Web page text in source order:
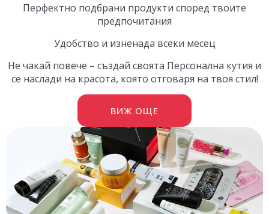
Перфектно подбрани продукти според твоите
предпочитания
Удобство и изненада всеки месец
Не чакай повече – създай своята Персонална кутия и
се наслади на красота, която отговаря на твоя стил!
ВИЖ ОЩЕ